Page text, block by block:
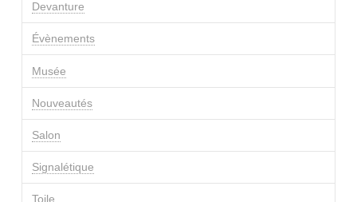
Devanture
Évènements
Musée
Nouveautés
Salon
Signalétique
Toile